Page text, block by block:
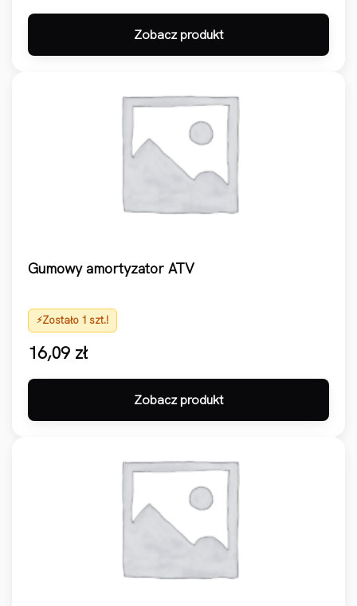
Zobacz produkt
Gumowy amortyzator ATV
Zostało 1 szt.!
16,09 zł
Zobacz produkt